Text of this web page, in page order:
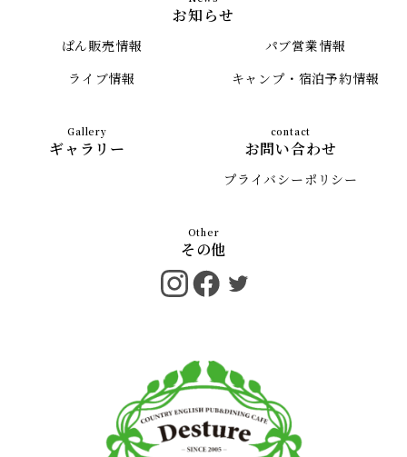
お知らせ
ぱん販売情報
パブ営業情報
ライブ情報
キャンプ・宿泊予約情報
ギャラリー お問い合わせ
プライバシーポリシー
その他